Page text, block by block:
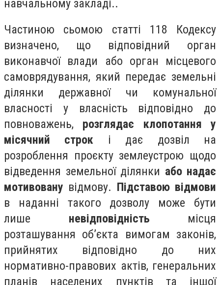
навчальному закладі..
Частиною сьомою статті 118 Кодексу
визначено, що відповідний орган
виконавчої влади або орган місцевого
самоврядування, який передає земельні
ділянки державної чи комунальної
власності у власність відповідно до
повноважень, розглядає клопотання у
місячний строк і дає дозвіл на
розроблення проєкту землеустрою щодо
відведення земельної ділянки або надає
мотивовану відмову. Підставою відмови
в наданні такого дозволу може бути
лише невідповідність місця
розташування об’єкта вимогам законів,
прийнятих відповідно до них
нормативно-правових актів, генеральних
планів населених пунктів та іншої